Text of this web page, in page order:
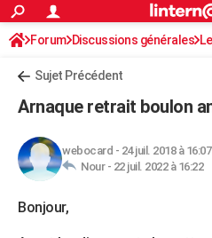
ACTUALITÉS
Politique
Société
Faits Divers
Education
Monde
Villes
+
Retraite
Impôts
Epargne
Immobilier
Risques naturels par ville
Banque
Assurance
Crédit
AUTO
HIGH-TECH
Forum Discussions générales
Sujet Précédent
Arnaque retrait boulon
webocard - 24 juil. 2018 à 16:07
Nour - 22 juil. 2022 à 16:22
Bonjour,